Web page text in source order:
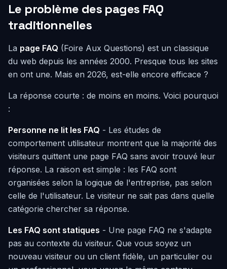
Le problème des pages FAQ
traditionnelles
La page FAQ (Foire Aux Questions) est un classique
du web depuis les années 2000. Presque tous les sites
en ont une. Mais en 2026, est-elle encore efficace ?
La réponse courte : de moins en moins. Voici pourquoi
:
Personne ne lit les FAQ - Les études de
comportement utilisateur montrent que la majorité des
visiteurs quittent une page FAQ sans avoir trouvé leur
réponse. La raison est simple : les FAQ sont
organisées selon la logique de l'entreprise, pas selon
celle de l'utilisateur. Le visiteur ne sait pas dans quelle
catégorie chercher sa réponse.
Les FAQ sont statiques - Une page FAQ ne s'adapte
pas au contexte du visiteur. Que vous soyez un
nouveau visiteur ou un client fidèle, un particulier ou